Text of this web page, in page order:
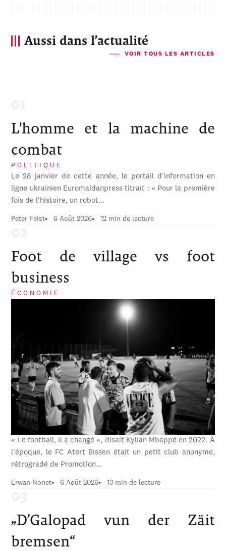
Aussi dans l’actualité
VOIR TOUS LES ARTICLES
L'homme et la machine de
combat
POLITIQUE
Le 28 janvier de cette année, le portail d'information en
ligne ukrainien Euromaidanpress titrait : « Pour la première
fois de l'histoire, un robot…
Peter Feist 6 Août 2026 12 min de lecture
Foot de village vs foot
business
ÉCONOMIE
« Le football, il a changé », disait Kylian Mbappé en 2022. À
l’époque, le FC Atert Bissen était un petit club anonyme,
rétrogradé de Promotion…
Erwan Nonet 6 Août 2026 13 min de lecture
„D’Galopad vun der Zäit
bremsen“